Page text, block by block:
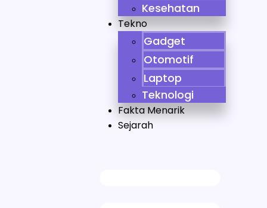
Kesehatan
Tekno
Gadget
Otomotif
Laptop
Teknologi
Fakta Menarik
Sejarah